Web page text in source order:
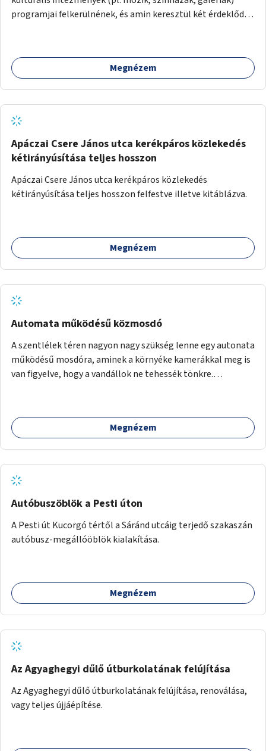
programjai felkerülnének, és amin keresztül két érdeklődő,
Megnézem
Apáczai Csere János utca kerékpáros közlekedés
kétirányúsítása teljes hosszon
Apáczai Csere János utca kerékpáros közlekedés
kétirányúsítása teljes hosszon felfestve illetve kitáblázva.
Megnézem
Automata működésű közmosdó
A szentlélek téren nagyon nagy szükség lenne egy autonata
működésű mosdóra, aminek a környéke kamerákkal meg is
van figyelve, hogy a vandállok ne tehessék tönkre.
Megnézem
Autóbuszöblök a Pesti úton
A Pesti út Kucorgó tértől a Sáránd utcáig terjedő szakaszán
autóbusz-megállóöblök kialakítása.
Megnézem
Az Agyaghegyi dűlő útburkolatának felújítása
Az Agyaghegyi dűlő útburkolatának felújítása, renoválása,
vagy teljes újjáépítése.